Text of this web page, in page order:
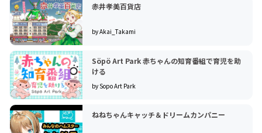
赤井孝美百貨店
by Akai_Takami
Söpö Art Park 赤ちゃんの知育番組で育児を助
ける
by Sopo Art Park
ねねちゃんキャッチ＆ドリームカンパニー